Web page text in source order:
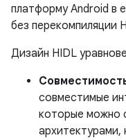
платформу Android в
без перекомпиляции
Дизайн HIDL
совместимые
которые можно
архитектурами,